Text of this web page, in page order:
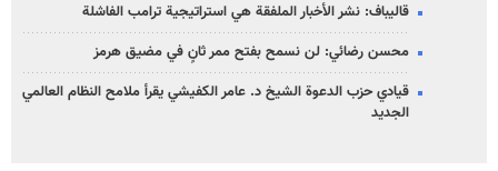
قاليباف: نشر الأخبار الملفقة هي استراتيجية ترامب الفاشلة
محسن رضائي: لن نسمح بفتح ممر ثانٍ في مضيق هرمز
قيادي حزب الدعوة الشيخ د. عامر الكفيشي يقرأ ملامح النظام العالمي
الجديد